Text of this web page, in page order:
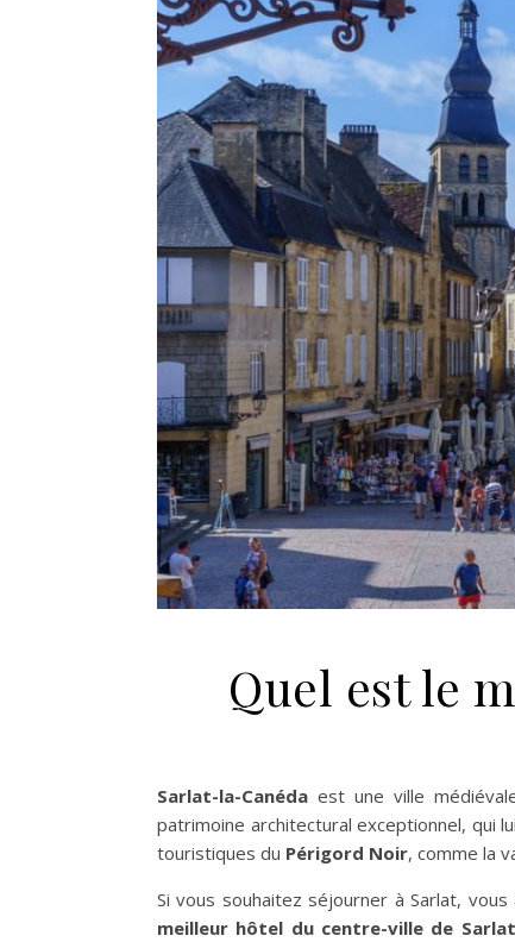
Quel est le
Sarlat-la-Canéda est une ville
patrimoine architectural exceptionnel, qui
touristiques du Périgord Noir, comme la
Si vous souhaitez séjourner à Sarlat,
meilleur hôtel du centre-ville de Sarlat